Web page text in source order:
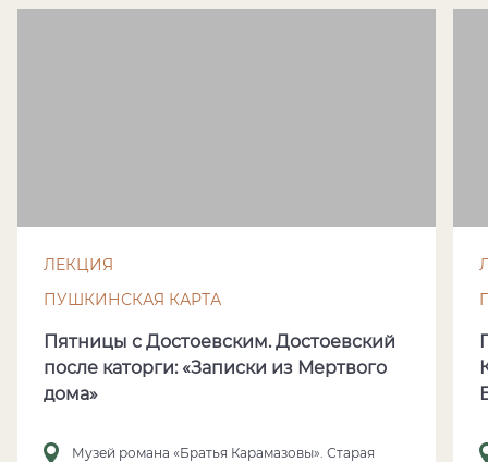
ЛЕКЦИЯ
ПУШКИНСКАЯ КАРТА
Пятницы с Достоевским. Достоевский
после каторги: «Записки из Мертвого
дома»
Музей романа «Братья Карамазовы». Старая